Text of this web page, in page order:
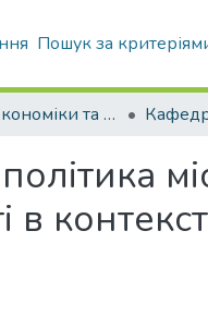
Пошук за
Факультет Економіки та бізнесу
в